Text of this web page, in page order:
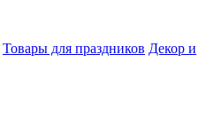
Товары для праздников Декор и